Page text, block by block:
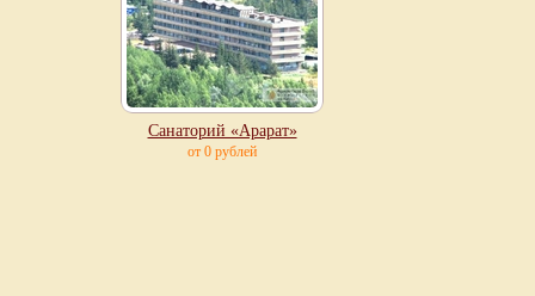
Санаторий «Арарат»
от 0 рублей